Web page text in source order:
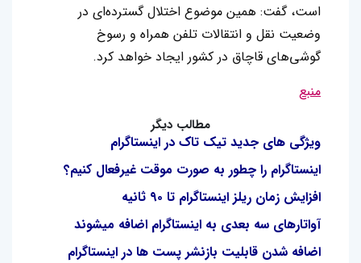
است، گفت: همین موضوع اختلال گسترده‌ای در
وضعیت نقل و انتقالات تلفن همراه و رسوخ
گوشی‌های قاچاق در کشور ایجاد خواهد کرد.
منبع
مطالب دیگر
ویژگی های جدید تیک تاک در اینستاگرام
اینستاگرام را چطور به صورت موقت غیرفعال کنیم؟
افزایش زمان ریلز اینستاگرام تا ۹۰ ثانیه
آواتارهای سه بعدی به اینستاگرام اضافه میشوند
اضافه شدن قابلیت بازنشر پست ها در اینستاگرام